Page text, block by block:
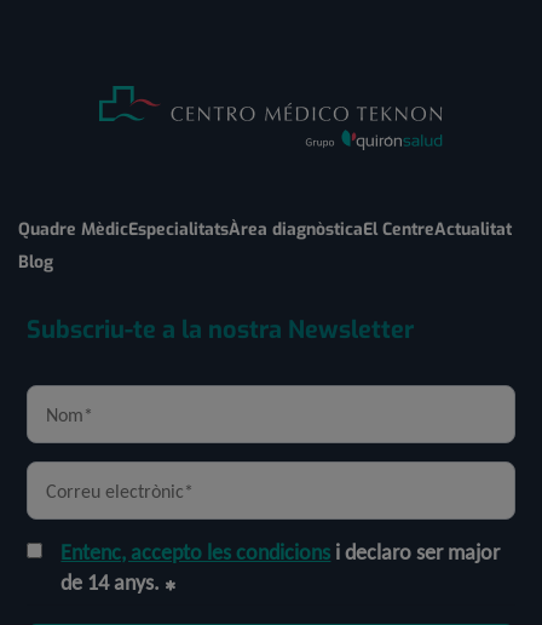
Quadre MèdicEspecialitatsÀrea diagnòsticaEl CentreActualitat
Blog
Subscriu-te a la nostra Newsletter
Entenc, accepto les condicions i declaro ser major
de 14 anys.